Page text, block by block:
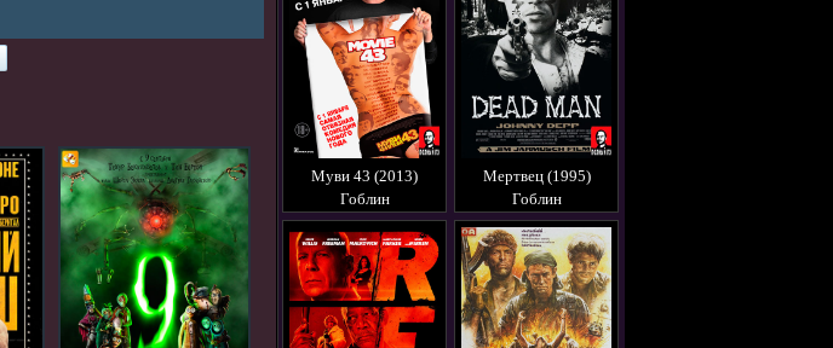
Муви 43 (2013)
Гоблин
Мертвец (1995)
Гоблин